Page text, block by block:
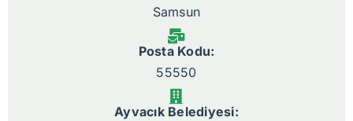
Samsun
Posta Kodu:
55550
Ayvacık Belediyesi: